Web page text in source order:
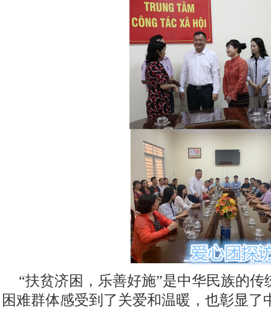
“扶贫济困，乐善好施”是中华民族的
困难群体感受到了关爱和温暖，也彰显